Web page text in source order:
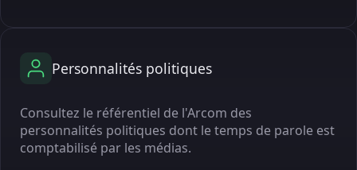
Personnalités politiques
Consultez le référentiel de l'Arcom des
personnalités politiques dont le temps de parole est
comptabilisé par les médias.